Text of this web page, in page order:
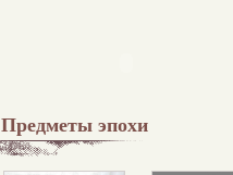
Предметы эпохи